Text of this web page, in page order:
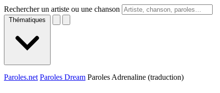
Rechercher un artiste ou une chanson
Thématiques
Paroles.net Paroles Dream Paroles Adrenaline (traduction)